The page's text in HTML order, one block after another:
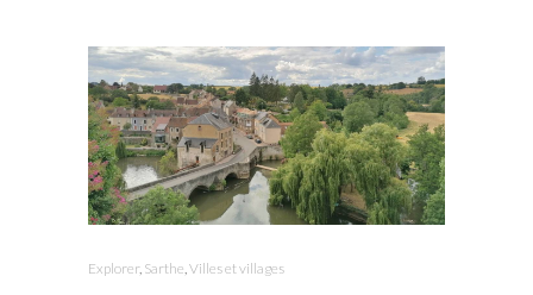
Explorer, Sarthe,Villes et villages